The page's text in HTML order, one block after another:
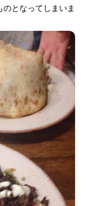
となってしまいま